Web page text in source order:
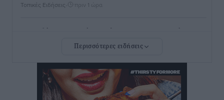
Τοπικές Ειδήσεις πριν 1 ώρα
πριν 1 ώρα
Έκτακτη συνεδρίαση της Δημοτικής Επιτροπής Ρόδου
αύριο Παρασκευή 7 Αυγούστου
Τοπικές Ειδήσεις πριν 1 ώρα
Περισσότερες ειδήσεις